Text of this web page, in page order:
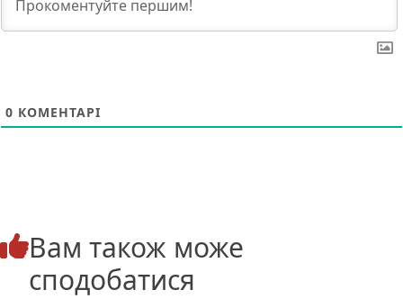
0 КОМЕНТАРІ
Вам також може
сподобатися